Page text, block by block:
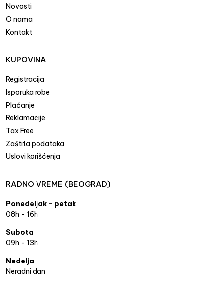
Novosti
O nama
Kontakt
KUPOVINA
Registracija
Isporuka robe
Plaćanje
Reklamacije
Tax Free
Zaštita podataka
Uslovi korišćenja
RADNO VREME (BEOGRAD)
Ponedeljak - petak
08h - 16h
Subota
09h - 13h
Nedelja
Neradni dan